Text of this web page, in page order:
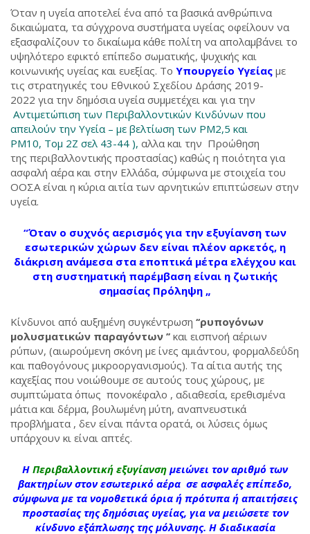
Όταν η υγεία αποτελεί ένα από τα βασικά ανθρώπινα
δικαιώματα, τα σύγχρονα συστήματα υγείας οφείλουν να
εξασφαλίζουν το δικαίωμα κάθε πολίτη να απολαμβάνει το
υψηλότερο εφικτό επίπεδο σωματικής, ψυχικής και
κοινωνικής υγείας και ευεξίας. Το Υπουργείο Υγείας με
τις στρατηγικές του Εθνικού Σχεδίου Δράσης 2019-
2022 για την δημόσια υγεία συμμετέχει και για την
Αντιμετώπιση των Περιβαλλοντικών Κινδύνων που
απειλούν την Υγεία – με βελτίωση των PM2,5 και
PM10, Τομ 2Ζ σελ 43-44 ), αλλα και την Προώθηση
της περιβαλλοντικής προστασίας) καθώς η ποιότητα για
ασφαλή αέρα και στην Ελλάδα, σύμφωνα με στοιχεία του
ΟΟΣΑ είναι η κύρια αιτία των αρνητικών επιπτώσεων στην
υγεία.
“Όταν ο συχνός αερισμός για την εξυγίανση των
εσωτερικών χώρων δεν είναι πλέον αρκετός, η
διάκριση ανάμεσα στα εποπτικά μέτρα ελέγχου και
στη συστηματική παρέμβαση είναι η ζωτικής
σημασίας Πρόληψη „
Κίνδυνοι από αυξημένη συγκέντρωση ‘‘ρυπογόνων
μολυσματικών παραγόντων ’’ και εισπνοή αέριων
ρύπων, (αιωρούμενη σκόνη με ίνες αμιάντου, φορμαλδεΰδη
και παθογόνους μικροοργανισμούς). Τα αίτια αυτής της
καχεξίας που νοιώθουμε σε αυτούς τους χώρους, με
συμπτώματα όπως πονοκέφαλο , αδιαθεσία, ερεθισμένα
μάτια και δέρμα, βουλωμένη μύτη, αναπνευστικά
προβλήματα , δεν είναι πάντα ορατά, οι λύσεις όμως
υπάρχουν κι είναι απτές.
Η Περιβαλλοντική εξυγίανση μειώνει τον αριθμό των
βακτηρίων στον εσωτερικό αέρα σε ασφαλές επίπεδο,
σύμφωνα με τα νομοθετικά όρια ή πρότυπα ή απαιτήσεις
προστασίας της δημόσιας υγείας, για να μειώσετε τον
κίνδυνο εξάπλωσης της μόλυνσης. Η διαδικασία